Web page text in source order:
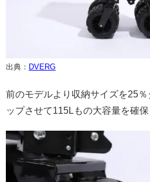
出典： DVERG
前のモデルより収納サイズを25
ップさせて115Lもの大容量を確保